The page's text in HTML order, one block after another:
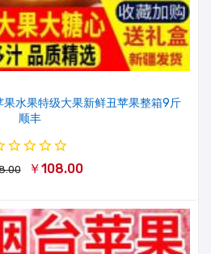
水果特级大果新鲜丑苹果整箱9斤
顺丰
￥108.00